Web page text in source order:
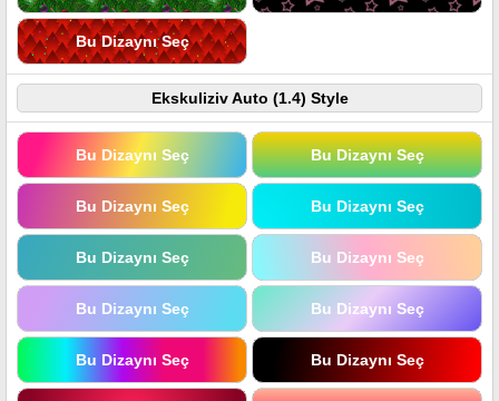
Bu Dizaynı Seç
Ekskuliziv Auto (1.4) Style
Bu Dizaynı Seç Bu Dizaynı Seç
Bu Dizaynı Seç Bu Dizaynı Seç
Bu Dizaynı Seç Bu Dizaynı Seç
Bu Dizaynı Seç Bu Dizaynı Seç
Bu Dizaynı Seç Bu Dizaynı Seç